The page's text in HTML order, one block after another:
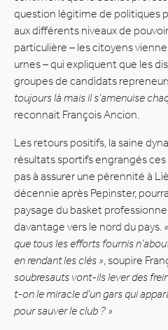
question légitime de politiques
aux différents niveaux de
particulière – les citoyens
urnes – qui expliquent que les
groupes de candidats
toujours là mais il s’amenuise
reconnait François Ancion.
Les retours positifs, la saine
résultats sportifs engrangés
pas à assurer une pérennité à
décennie après Pepinster,
paysage du basket
davantage vers le nord du pays.
que tous les efforts fournis
en rendant les clés » , soupire
soubresauts vont-ils lever des
t-on le miracle d’un gars qui
pour sauver le club ? »